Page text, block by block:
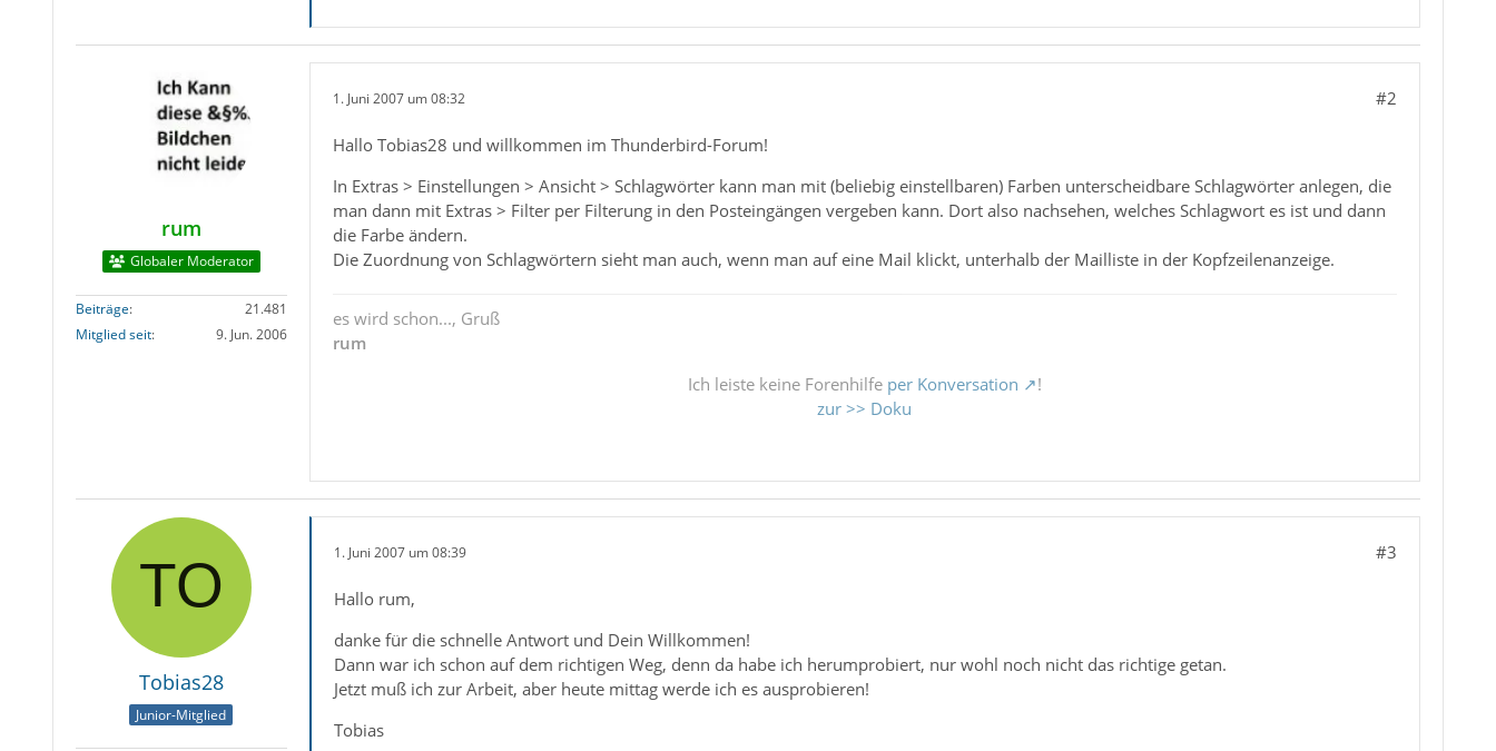
rum
Globaler Moderator
Beiträge
21.481
Mitglied seit
9. Jun. 2006
1. Juni 2007 um 08:32 #2
Hallo Tobias28 und willkommen im Thunderbird-Forum!
In Extras > Einstellungen > Ansicht > Schlagwörter kann man mit (beliebig einstellbaren) Farben unterscheidbare Schlagwörter anlegen, die
man dann mit Extras > Filter per Filterung in den Posteingängen vergeben kann. Dort also nachsehen, welches Schlagwort es ist und dann
die Farbe ändern.
Die Zuordnung von Schlagwörtern sieht man auch, wenn man auf eine Mail klickt, unterhalb der Mailliste in der Kopfzeilenanzeige.
es wird schon..., Gruß
rum
Ich leiste keine Forenhilfe per Konversation
!
zur >> Doku
Tobias28
Junior-Mitglied
1. Juni 2007 um 08:39 #3
Hallo rum,
danke für die schnelle Antwort und Dein Willkommen!
Dann war ich schon auf dem richtigen Weg, denn da habe ich herumprobiert, nur wohl noch nicht das richtige getan.
Jetzt muß ich zur Arbeit, aber heute mittag werde ich es ausprobieren!
Tobias